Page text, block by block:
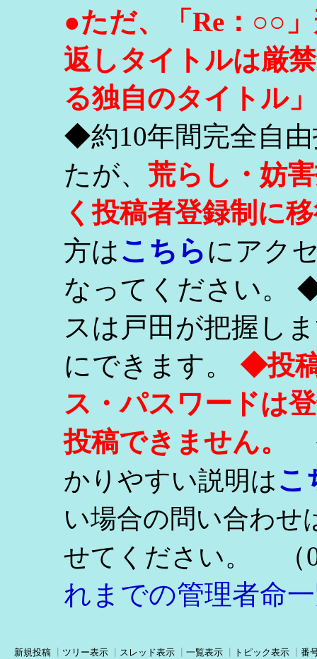
●ただ、「Re：○○
返しタイトルは厳
る独自のタイトル
◆約10年間完全自
たが、 荒らし・妨
く投稿者登録制に
方はこちらにアク
なってください。
スは戸田が把握し
にできます。 ◆投
ス・パスワードは
投稿できません。
かりやすい説明はこ
い場合の問い合わせ
せてください。
（
れまでの管理者命
新規投稿 ツリー表示 スレッド表示 一覧表示 トピック表示
番